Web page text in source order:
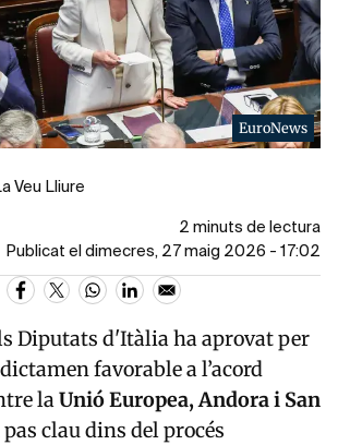
EuroNews
Veu Lliure
2 minuts de lectura
Publicat el dimecres, 27 maig 2026 - 17:02
Diputats d'Itàliaha aprovat per
favorable a l’acord
laUnió Europea, Andora i San
clau dins del procés